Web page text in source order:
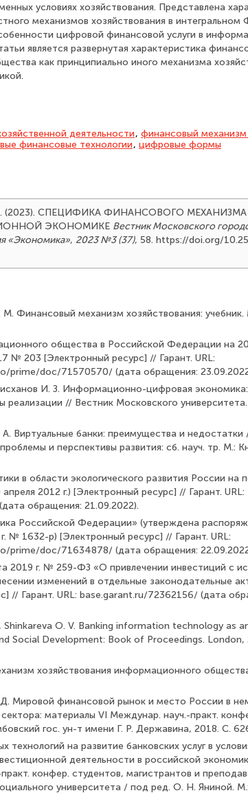
условиях хозяйствования. Представлена
механизмов хозяйствования в интегральном
цифровой финансовой услуги в
является развернутая характеристика
как принципиально иного механизма
деятельности, финансовый механизм
финансовые технологии, цифровые формы
В. (2023). СПЕЦИФИКА ФИНАНСОВОГО МЕХАНИЗМА
ЭКОНОМИКЕ Вестник Московского
«Экономика», 2023 №3 (37), 58. https://doi.org/
Финансовый механизм хозяйствования: учебник.
общества в Российской Федерации на
№ 203 [Электронный ресурс] // Гарант. URL:
doc/71570570/ (дата обращения:
И. З. Информационно-цифровая экономика:
// Вестник Московского
Виртуальные банки: преимущества и
и перспективы развития: сб. науч. тр. М.:
в области экологического развития России на
2012 г.) [Электронный ресурс] // Гарант. URL:
обращения: 21.09.2022).
Российской Федерации» (утверждена
№ 1632-р) [Электронный ресурс] // Гарант. URL:
doc/71634878/ (дата обращения:
2019 г. № 259-ФЗ «О привлечении инвестиций с
изменений в отдельные законодательные
// Гарант. URL: base.garant.ru/72362156/ (дата
Shinkareva O. V. Banking information technology as
Social Development: Book of Proceedings. London,
хозяйствования информационного
Мировой финансовой рынок и место России в
материалы VI Междунар. науч.-практ.
гос. ун-т имени Г. Р. Державина, 2018. С.
технологий на развитие банковских услуг в
деятельности в российской
конфер. студентов, магистрантов и
университета / под ред. О. Н. Яниной.